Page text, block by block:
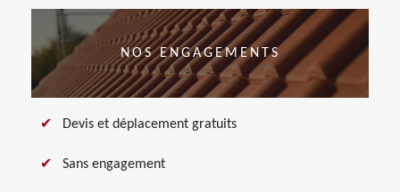
NOS ENGAGEMENTS
Devis et déplacement gratuits
Sans engagement